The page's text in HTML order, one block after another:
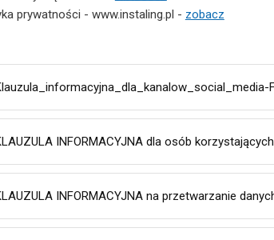
prywatności - www.instaling.pl - zobacz
INFORMACYJNA dla osób
INFORMACYJNA na przetwarzanie